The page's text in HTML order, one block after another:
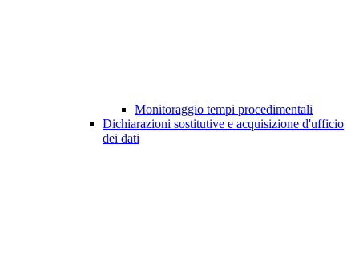
Monitoraggio tempi procedimentali
Dichiarazioni sostitutive e acquisizione d'ufficio
dei dati